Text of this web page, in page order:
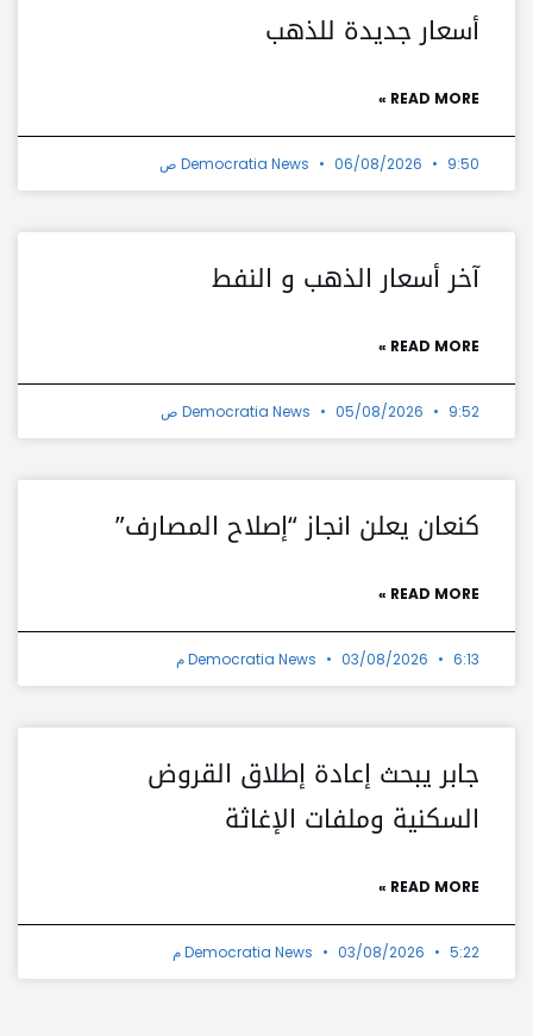
أسعار جديدة للذهب
READ MORE »
Democratia News 06/08/2026 9:50 ص
آخر أسعار الذهب و النفط
READ MORE »
Democratia News 05/08/2026 9:52 ص
كنعان يعلن انجاز “إصلاح المصارف”
READ MORE »
Democratia News 03/08/2026 6:13 م
جابر يبحث إعادة إطلاق القروض
السكنية وملفات الإغاثة
READ MORE »
Democratia News 03/08/2026 5:22 م